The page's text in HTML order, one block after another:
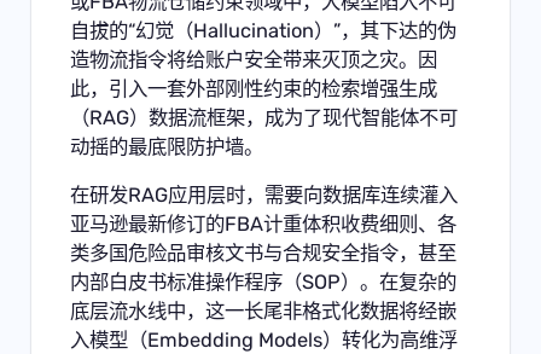
自拔的“幻觉（Hallucination）”，其下达的伪
造物流指令将给账户安全带来灭顶之灾。因
此，引入一套外部刚性约束的检索增强生成
（RAG）数据流框架，成为了现代智能体不可
动摇的最底限防护墙。
在研发RAG应用层时，需要向数据库连续灌入
亚马逊最新修订的FBA计重体积收费细则、各
类多国危险品审核文书与合规安全指令，甚至
内部白皮书标准操作程序（SOP）。在复杂的
底层流水线中，这一长尾非格式化数据将经嵌
入模型（Embedding Models）转化为高维浮